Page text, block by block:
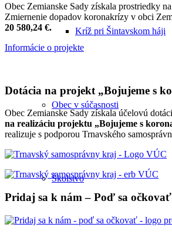
Kríž pri Šintavskom háji
Obec v súčasnosti
Školstvo
Obec Zemianske Sady získala prostriedky
Zmiernenie dopadov koronakrízy v obci
20 580,24 €.
Informácie o projekte
Dotácia na projekt „Bojujeme s
Obec Zemianske Sady získala účelovú
na realizáciu projektu „Bojujeme s
realizuje s podporou Trnavského
Pridaj sa k nám – Poď sa očkovať